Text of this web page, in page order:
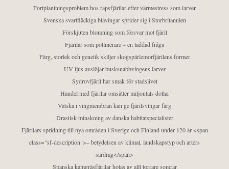
Fortplantningsproblem hos rapsfjärilar efter värmestress som larver
Svenska svartfläckiga blåvingar sprider sig i Storbritannien
Förskjuten blomning som försvar mot fjäril
Fjärilar som pollinerare – en laddad fråga
Färg, storlek och genetik skiljer skogspärlemorfjärilens former
UV-ljus avslöjar busksnabbvingens larver
Sydrovfjäril har smak för stadslivet
Handel med fjärilar omsätter miljontals dollar
Vätska i vingmembran kan ge fjärilsvingar färg
Drastisk minskning av danska habitatspecialister
Fjärilars spridning till nya områden i Sverige och Finland under 120 år <span
class="sf-description">– betydelsen av klimat, landskapstyp och arters
särdrag</span>
Spanska kamgräsfjärilar hotas av allt torrare somrar